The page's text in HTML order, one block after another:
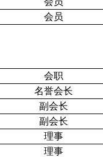
会员
会职
名誉会长
副会长
副会长
理事
理事